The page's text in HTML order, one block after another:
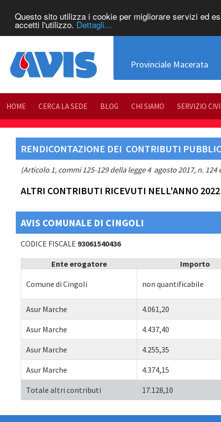
Questo sito utilizza i cookie per migliorare servizi ed
accetti l'utilizzo. Dettagli...
Provinciale Macerata
HOME CERCA LA SEDE BLOG CHI SIAMO SERVIZIO
RENDICONTAZIONE DEI CONTRIBUTI
(Articolo 1, commi 125-129 della legge 4 agosto 2017, n. 124
ALTRI CONTRIBUTI RICEVUTI NELL'ANNO 2022
AVIS COMUNALE DI CINGOLI
CODICE FISCALE 93061540436
Ente erogatore Importo
Comune di Cingoli non quantificabile
Asur Marche 4.061,20
Asur Marche 4.437,40
Asur Marche 4.255,35
Asur Marche 4.374,15
Totale altri contributi 17.128,10